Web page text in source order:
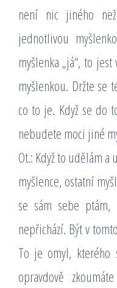
není nic jiného
jednotlivou
myšlenka „já“, to
myšlenkou. Držte se
co to je. Když se do
nebudete moci jiné
Ot.: Když to udělám a
myšlence, ostatní
se sám sebe ptám,
nepřichází. Být v
To je omyl, kterého
opravdově